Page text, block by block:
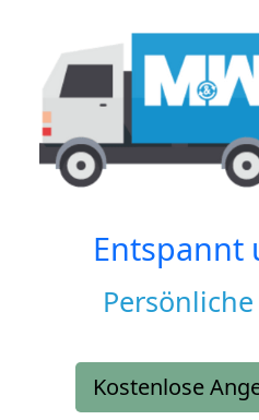
Entspannt
Kostenlose